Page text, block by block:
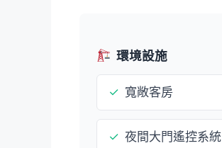
環境設施
✓ 寬敞客房
✓ 夜間大門遙控系統